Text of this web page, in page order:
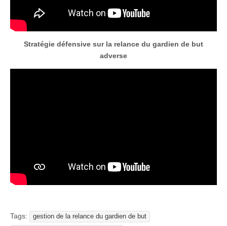
Stratégie défensive sur la relance du gardien de but
adverse
Tags:
gestion de la relance du gardien de but